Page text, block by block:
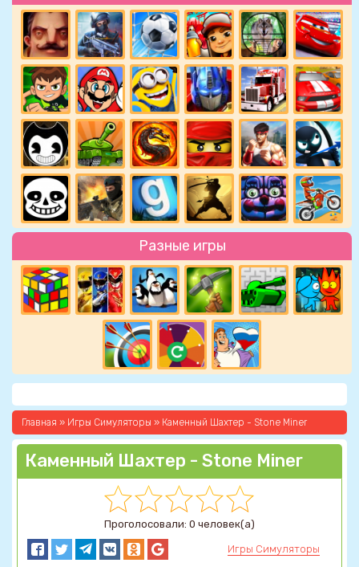
Разные игры
Главная » Игры Симуляторы » Каменный Шахтер - Stone Miner
Каменный Шахтер - Stone Miner
Проголосовали: 0 человек(а)
Игры Симуляторы